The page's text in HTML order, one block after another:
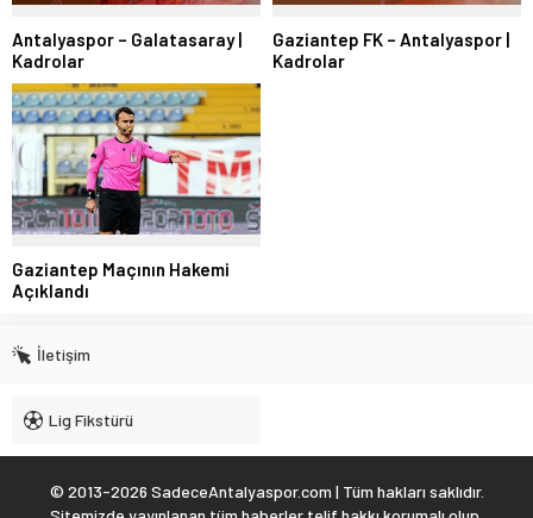
Antalyaspor – Galatasaray |
Kadrolar
Gaziantep FK – Antalyaspor |
Kadrolar
Gaziantep Maçının Hakemi
Açıklandı
İletişim
Lig Fikstürü
© 2013-2026 SadeceAntalyaspor.com | Tüm hakları saklıdır.